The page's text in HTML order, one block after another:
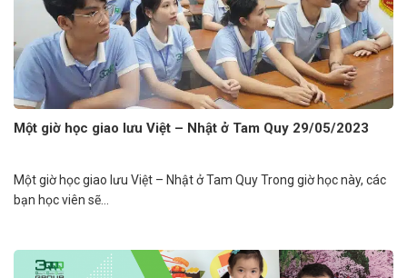
Một giờ học giao lưu Việt – Nhật ở Tam Quy 29/05/2023
Một giờ học giao lưu Việt – Nhật ở Tam Quy Trong giờ học này, các
bạn học viên sẽ...